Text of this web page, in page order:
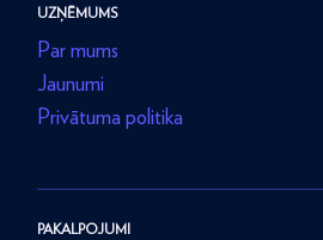
UZŅĒMUMS
Par mums
Jaunumi
Privātuma politika
PAKALPOJUMI